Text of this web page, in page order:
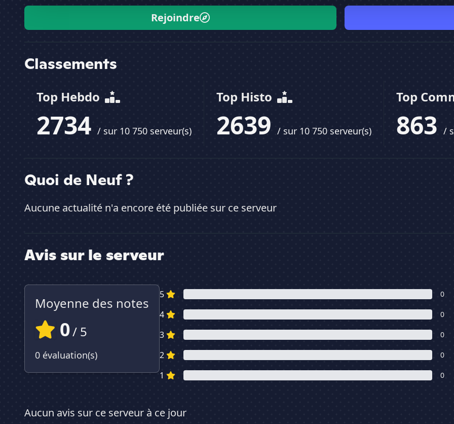
Rejoindre
Classements
Top Hebdo
2734 / sur 10 750 serveur(s)
Top Histo
2639 / sur 10 750 serveur(s)
Top
863 /
Quoi de Neuf ?
Aucune actualité n'a encore été publiée sur ce serveur
Avis sur le serveur
Moyenne des notes
0/ 5
0 évaluation(s)
5 0
4 0
3 0
2 0
1 0
Aucun avis sur ce serveur à ce jour